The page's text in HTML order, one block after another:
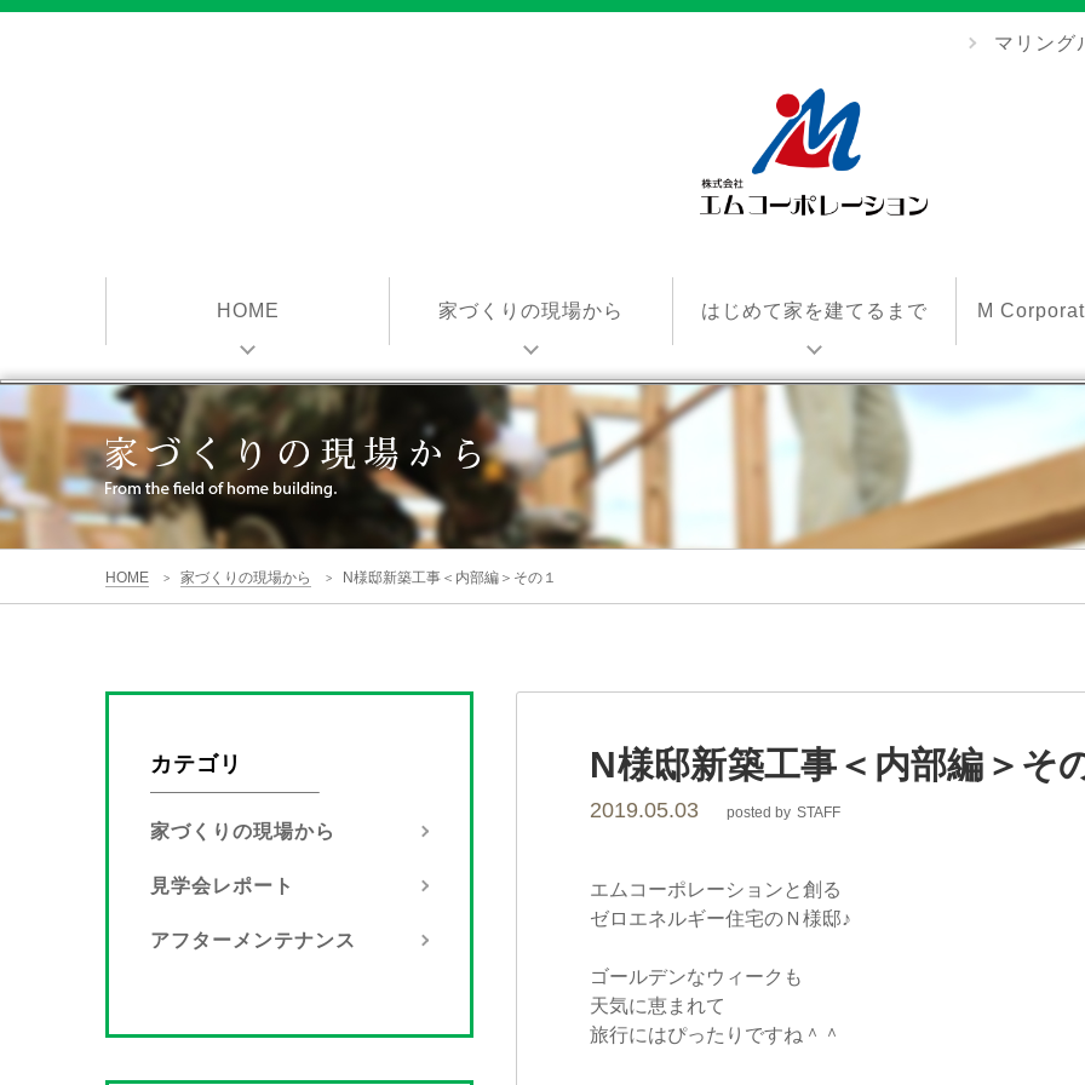
マリング
コ
ー
ポ
シ
ョ
ン
HOME 家づくりの現場から はじめて家を建てるまで M
HOME > 家づくりの現場から > N様邸新築工事＜内部編＞その１
N様邸新築工事＜内部編＞そ
2019.05.03 posted by STAFF
エムコーポレーションと創る
ゼロエネルギー住宅のＮ様邸♪
ゴールデンなウィークも
天気に恵まれて
旅行にはぴったりですね＾＾
カテゴリ
家づくりの現場から
見学会レポート
アフターメンテナンス